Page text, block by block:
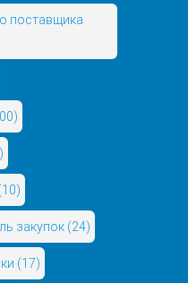
поставщика
закупок (24)
(17)